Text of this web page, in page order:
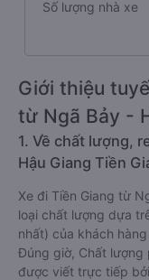
Số lượng nhà xe
Giới thiệu
từ Ngã Bảy -
1. Về chất lượng,
Hậu Giang Tiền
Xe đi Tiền Giang từ
loại chất lượng dựa
nhất) của khách
Đúng giờ, Chất lượng
được viết trực tiếp